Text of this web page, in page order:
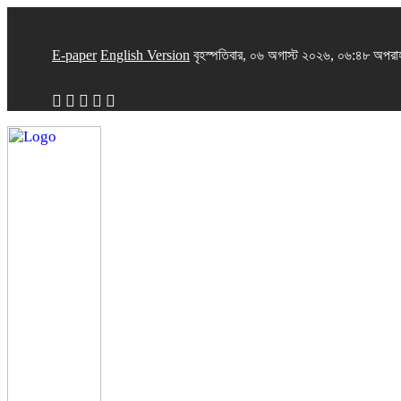
E-paper English Version বৃহস্পতিবার, ০৬ অগাস্ট ২০২৬, ০৬:৪৮